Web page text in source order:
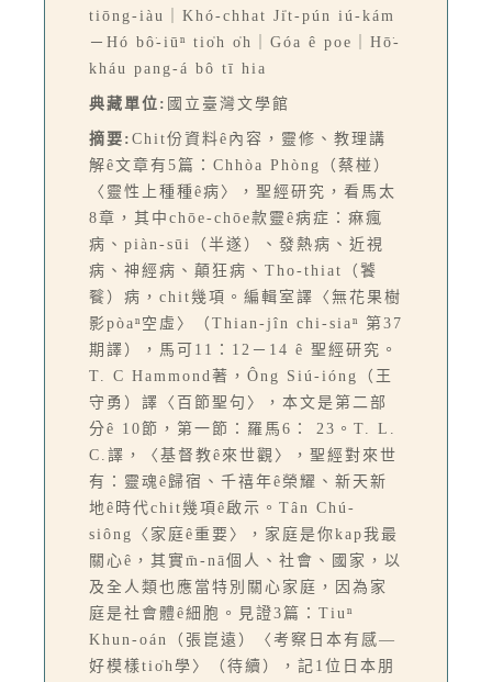
tiōng-iàu｜Khó-chhat Ji̍t-pún iú-kám
－Hó bô͘-iūⁿ tio̍h o̍h｜Góa ê poe｜Hō͘-
kháu pang-á bô tī hia
典藏單位: 國立臺灣文學館
摘要: Chit份資料ê內容，靈修、教理講
解ê文章有5篇：Chhòa Phòng（蔡椪）
〈靈性上種種ê病〉，聖經研究，看馬太
8章，其中chōe-chōe款靈ê病症：痳瘋
病、piàn-sūi（半遂）、發熱病、近視
病、神經病、顛狂病、Tho-thiat（饕
餮）病，chit幾項。編輯室譯〈無花果樹
影pòaⁿ空虛〉（Thian-jîn chi-siaⁿ 第37
期譯），馬可11：12－14 ê 聖經研究。
T. C Hammond著，Ông Siú-ióng（王
守勇）譯〈百節聖句〉，本文是第二部
分ê 10節，第一節：羅馬6： 23。T. L.
C.譯，〈基督教ê來世觀〉，聖經對來世
有：靈魂ê歸宿、千禧年ê榮耀、新天新
地ê時代chit幾項ê啟示。Tân Chú-
siông〈家庭ê重要〉，家庭是你kap我最
關心ê，其實m̄-nā個人、社會、國家，以
及全人類也應當特別關心家庭，因為家
庭是社會體ê細胞。見證3篇：Tiuⁿ
Khun-oán（張崑遠）〈考察日本有感—
好模樣tio̍h學〉（待續），記1位日本朋